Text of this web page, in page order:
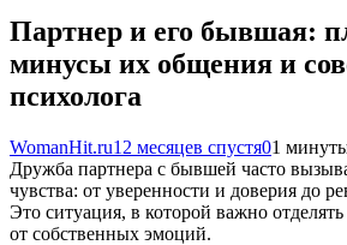
Партнер и его бывшая:
минусы их общения и
психолога
WomanHit.ru12 месяцев спустя01
Дружба партнера с бывшей часто
чувства: от уверенности и доверия до
Это ситуация, в которой важно
от собственных эмоций.